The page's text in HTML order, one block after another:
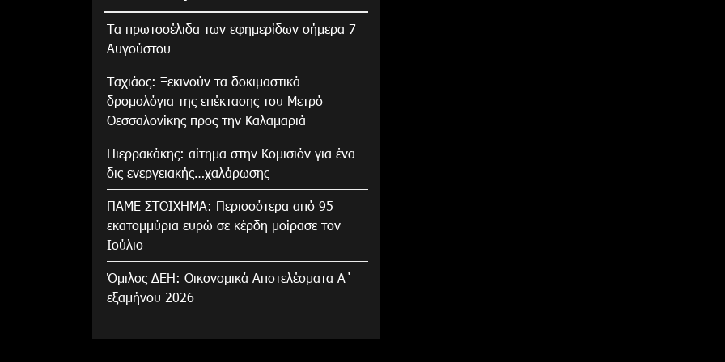
Τα πρωτοσέλιδα των εφημερίδων σήμερα 7
Αυγούστου
Tαχιάος: Ξεκινούν τα δοκιμαστικά
δρομολόγια της επέκτασης του Μετρό
Θεσσαλονίκης προς την Καλαμαριά
Πιερρακάκης: αίτημα στην Κομισιόν για ένα
δις ενεργειακής…χαλάρωσης
ΠΑΜΕ ΣΤΟΙΧΗΜΑ: Περισσότερα από 95
εκατομμύρια ευρώ σε κέρδη μοίρασε τον
Ιούλιο
Όμιλος ΔΕΗ: Οικονομικά Αποτελέσματα Α΄
εξαμήνου 2026